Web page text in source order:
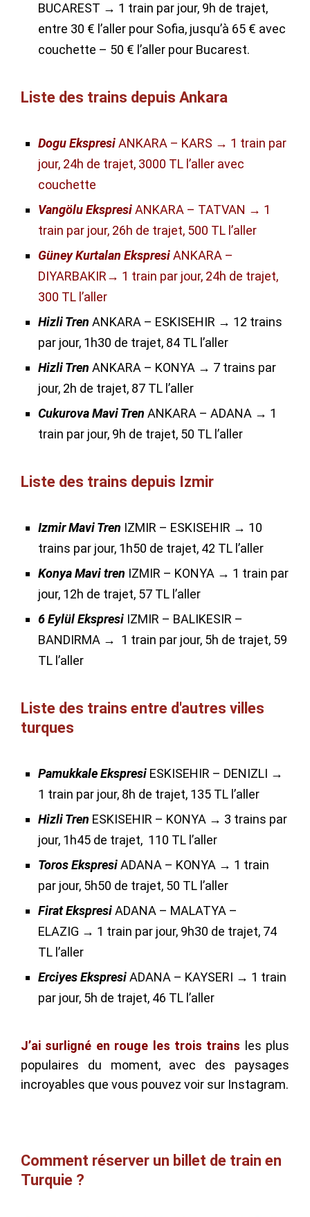
BUCAREST → 1 train par jour, 9h de trajet,
entre 30 € l’aller pour Sofia, jusqu’à 65 € avec
couchette – 50 € l’aller pour Bucarest.
Liste des trains depuis Ankara
Dogu EkspresiANKARA – KARS → 1 train par
jour, 24h de trajet, 3000 TL l’aller avec
couchette
Vangölu EkspresiANKARA – TATVAN → 1
train par jour, 26h de trajet, 500 TL l’aller
Güney Kurtalan EkspresiANKARA –
DIYARBAKIR→ 1 train par jour, 24h de trajet,
300 TL l’aller
Hizli Tren ANKARA – ESKISEHIR → 12 trains
par jour, 1h30 de trajet, 84 TL l’aller
Hizli Tren ANKARA – KONYA → 7 trains par
jour, 2h de trajet, 87 TL l’aller
Cukurova Mavi Tren ANKARA – ADANA → 1
train par jour, 9h de trajet, 50 TL l’aller
Liste des trains depuis Izmir
Izmir Mavi Tren IZMIR – ESKISEHIR → 10
trains par jour, 1h50 de trajet, 42 TL l’aller
Konya Mavi tren IZMIR – KONYA → 1 train par
jour, 12h de trajet, 57 TL l’aller
6 Eylül Ekspresi IZMIR – BALIKESIR –
BANDIRMA → 1 train par jour, 5h de trajet, 59
TL l’aller
Liste des trains entre d'autres villes
turques
Pamukkale Ekspresi ESKISEHIR – DENIZLI →
1 train par jour, 8h de trajet, 135 TL l’aller
Hizli Tren ESKISEHIR – KONYA → 3 trains par
jour, 1h45 de trajet, 110 TL l’aller
Toros EkspresiADANA – KONYA → 1 train
par jour, 5h50 de trajet, 50 TL l’aller
Firat EkspresiADANA – MALATYA –
ELAZIG → 1 train par jour, 9h30 de trajet, 74
TL l’aller
Erciyes EkspresiADANA – KAYSERI → 1 train
par jour, 5h de trajet, 46 TL l’aller
J’ai surligné en rouge les trois trains les plus
populaires du moment, avec des paysages
incroyables que vous pouvez voir sur Instagram.
Comment réserver un billet de train en
Turquie ?